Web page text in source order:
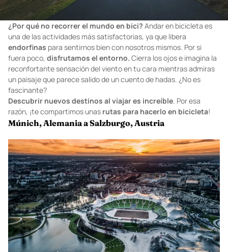
¿Por qué no recorrer el mundo en bici? Andar en bicicleta es
una de las actividades más satisfactorias, ya que libera
endorfinas para sentirnos bien con nosotros mismos. Por si
fuera poco, disfrutamos el entorno. Cierra los ojos e imagina la
reconfortante sensación del viento en tu cara mientras admiras
un paisaje que parece salido de un cuento de hadas. ¿No es
fascinante?
Descubrir nuevos destinos al viajar es increíble. Por esa
razón, ¡te compartimos unas rutas para hacerlo en bicicleta!
Múnich, Alemania a Salzburgo, Austria